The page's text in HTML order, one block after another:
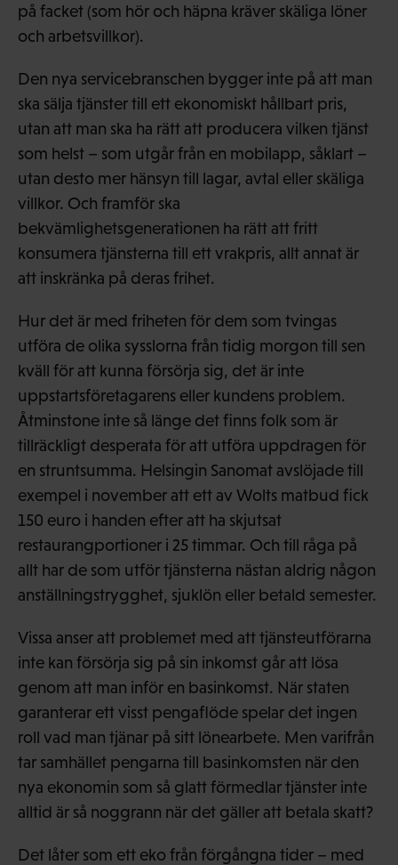
på facket (som hör och häpna kräver skäliga löner
och arbetsvillkor).
Den nya servicebranschen bygger inte på att man
ska sälja tjänster till ett ekonomiskt hållbart pris,
utan att man ska ha rätt att producera vilken tjänst
som helst – som utgår från en mobilapp, såklart –
utan desto mer hänsyn till lagar, avtal eller skäliga
villkor. Och framför ska
bekvämlighetsgenerationen ha rätt att fritt
konsumera tjänsterna till ett vrakpris, allt annat är
att inskränka på deras frihet.
Hur det är med friheten för dem som tvingas
utföra de olika sysslorna från tidig morgon till sen
kväll för att kunna försörja sig, det är inte
uppstartsföretagarens eller kundens problem.
Åtminstone inte så länge det finns folk som är
tillräckligt desperata för att utföra uppdragen för
en struntsumma. Helsingin Sanomat avslöjade till
exempel i november att ett av Wolts matbud fick
150 euro i handen efter att ha skjutsat
restaurangportioner i 25 timmar. Och till råga på
allt har de som utför tjänsterna nästan aldrig någon
anställningstrygghet, sjuklön eller betald semester.
Vissa anser att problemet med att tjänsteutförarna
inte kan försörja sig på sin inkomst går att lösa
genom att man inför en basinkomst. När staten
garanterar ett visst pengaflöde spelar det ingen
roll vad man tjänar på sitt lönearbete. Men varifrån
tar samhället pengarna till basinkomsten när den
nya ekonomin som så glatt förmedlar tjänster inte
alltid är så noggrann när det gäller att betala skatt?
Det låter som ett eko från förgångna tider – med